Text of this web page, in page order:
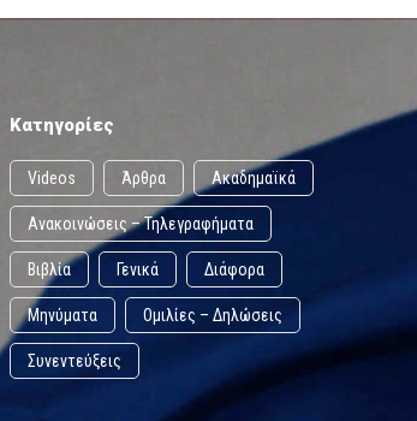
Κατηγορίες
Videos Άρθρα Ακαδημαϊκά
Ανακοινώσεις – Τηλεγραφήματα
Βιβλία Γενικά Διάφορα
Μηνύματα Ομιλίες – Δηλώσεις
Συνεντεύξεις